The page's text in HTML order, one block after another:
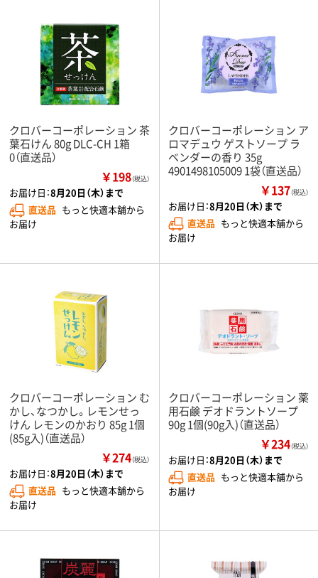
クロバーコーポレーション 茶
葉石けん 80g DLC-CH 1箱
0（直送品）
￥198（税込）
お届け日：8月20日（木）まで
直送品 もっと快適本舗から
お届け
クロバーコーポレーション ア
ロマデュウ ゲストソープ ラ
ベンダーの香り 35g
4901498105009 1袋（直送品）
￥137（税込）
お届け日：8月20日（木）まで
直送品 もっと快適本舗から
お届け
クロバーコーポレーション む
かし、なつかし。レモンせっ
けん レモンのかおり 85g 1個
(85g入)（直送品）
￥274（税込）
お届け日：8月20日（木）まで
直送品 もっと快適本舗から
お届け
クロバーコーポレーション 薬
用石鹸 デオドラントソープ
90g 1個(90g入)（直送品）
￥234（税込）
お届け日：8月20日（木）まで
直送品 もっと快適本舗から
お届け